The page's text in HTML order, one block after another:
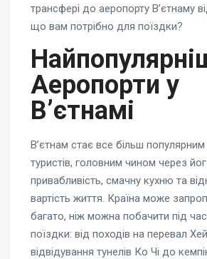
трансфері до аеропорту В’єтнаму
що вам потрібно для поїздки?
Аеропорти у
В’єтнамі
В’єтнам стає все більш
туристів, головним чином через
привабливість, смачну кухню та
вартість життя. Країна може
багато, ніж можна побачити під
поїздки: від походів на перевал
відвідування тунелів Ко Чі до